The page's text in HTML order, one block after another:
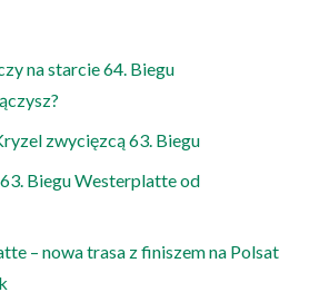
na starcie 64. Biegu
zwycięzcą 63. Biegu
Biegu Westerplatte od
– nowa trasa z finiszem na Polsat